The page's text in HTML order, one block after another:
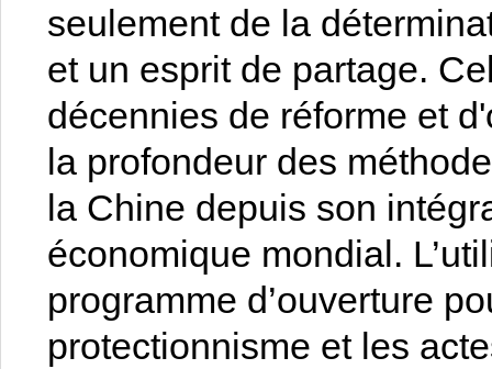
seulement de la
et un esprit de partage.
décennies de réforme et
la profondeur des
la Chine depuis son
économique mondial.
programme d’ouverture
protectionnisme et les